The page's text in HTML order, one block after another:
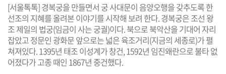
[서울톡톡] 경복궁을 만들면서 궁 사대문이 음양오행을 갖추도록 한
선조의 지혜를 올려본 이야기를 시작해 보려 한다. 경복궁은 조선 왕
조 제일의 법궁(임금이 사는 궁궐)이다. 북으로 북악산을 기대어 자리
잡았고 정문인 광화문 앞으로는 넓은 육조거리(지금의 세종로)가 펼
쳐져있다. 1395년 태조 이성계가 창건, 1592년 임진왜란으로 불타 없
어졌다가 고종 때인 1867년 중건했다.